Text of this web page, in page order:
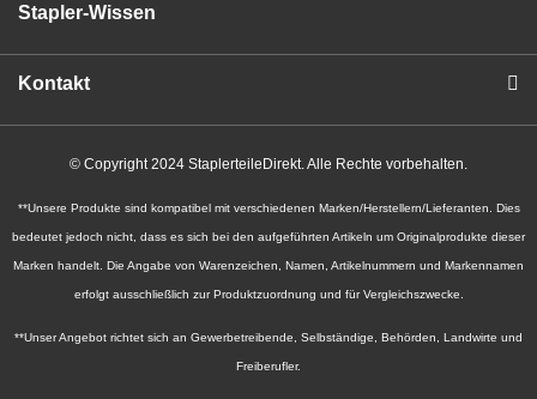
Stapler-Wissen
Kontakt
© Copyright 2024 StaplerteileDirekt. Alle Rechte vorbehalten.
**Unsere Produkte sind kompatibel mit verschiedenen Marken/Herstellern/Lieferanten. Dies
bedeutet jedoch nicht, dass es sich bei den aufgeführten Artikeln um Originalprodukte dieser
Marken handelt. Die Angabe von Warenzeichen, Namen, Artikelnummern und Markennamen
erfolgt ausschließlich zur Produktzuordnung und für Vergleichszwecke.
**Unser Angebot richtet sich an Gewerbetreibende, Selbständige, Behörden, Landwirte und
Freiberufler.